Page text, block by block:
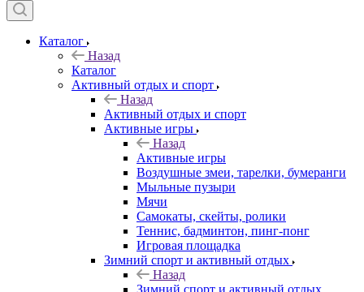
Каталог
Назад
Каталог
Активный отдых и спорт
Назад
Активный отдых и спорт
Активные игры
Назад
Активные игры
Воздушные змеи, тарелки, бумеранги
Мыльные пузыри
Мячи
Самокаты, скейты, ролики
Теннис, бадминтон, пинг-понг
Игровая площадка
Зимний спорт и активный отдых
Назад
Зимний спорт и активный отдых